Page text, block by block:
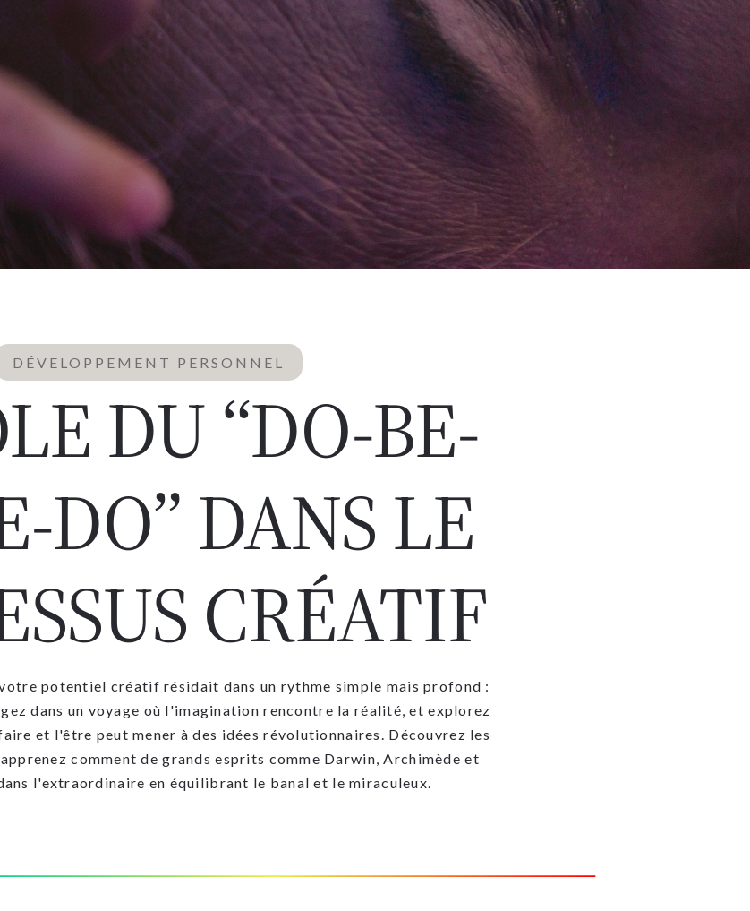
DÉVELOPPEMENT PERSONNEL
DU “DO-BE-
DO” DANS LE
CRÉATIF
potentiel créatif résidait dans un rythme simple mais profond :
dans un voyage où l'imagination rencontre la réalité, et explorez
et l'être peut mener à des idées révolutionnaires. Découvrez les
comment de grands esprits comme Darwin, Archimède et
l'extraordinaire en équilibrant le banal et le miraculeux.